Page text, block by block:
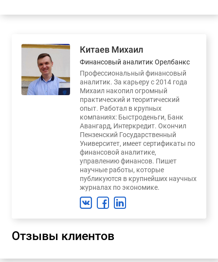
Китаев Михаил
Финансовый аналитик Орелбанкс
Профессиональный финансовый
аналитик. За карьеру с 2014 года
Михаил накопил огромный
практический и теоритический
опыт. Работал в крупных
компаниях: Быстроденьги, Банк
Авангард, Интеркредит. Окончил
Пензенский Государственный
Университет, имеет сертификаты по
финансовой аналитике,
управлению финансов. Пишет
научные работы, которые
публикуются в крупнейших научных
журналах по экономике.
Отзывы клиентов